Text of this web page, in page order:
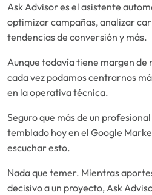
Ask Advisor es el asistente
optimizar campañas, analizar
tendencias de conversión y más.
Aunque todavía tiene margen de
cada vez podamos centrarnos
en la operativa técnica.
Seguro que más de un
temblado hoy en el Google
escuchar esto.
Nada que temer. Mientras
decisivo a un proyecto, Ask